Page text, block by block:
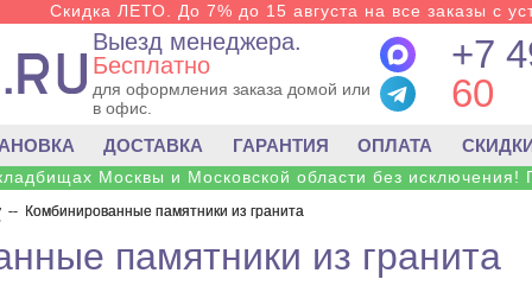
Скидка ЛЕТО. До 7% до 15 августа на все заказы с
Выезд менеджера.
Бесплатно
для оформления заказа домой или
в офис.
+7
60
ДОСТАВКА ГАРАНТИЯ ОПЛАТА
Москвы и Московской области без исключения!
-- Комбинированные памятники из гранита
памятники из гранита